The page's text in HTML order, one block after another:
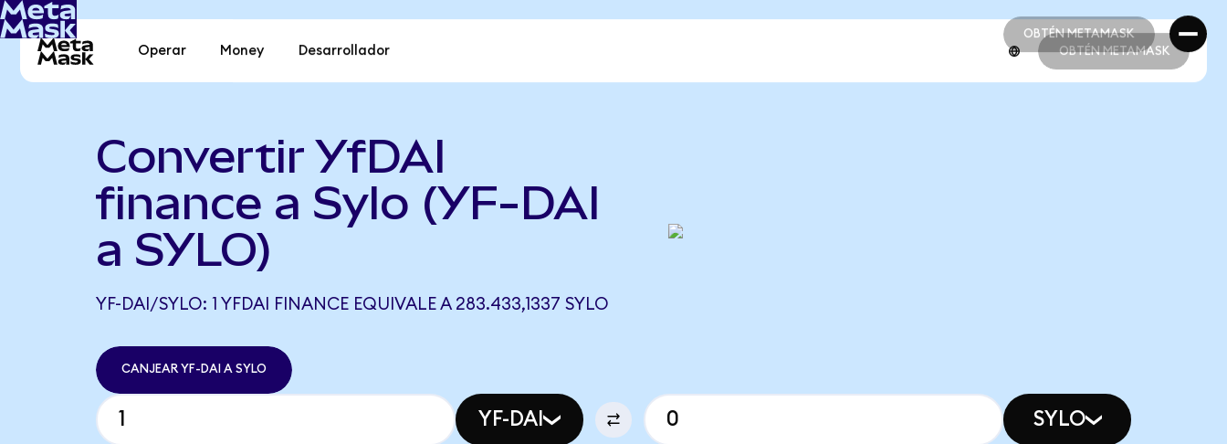
OBTÉN METAMASK
OBTÉN METAMASK
Operar Money Desarrollador OBTÉN METAMASK
Convertir YfDAI
finance a Sylo (YF-DAI
a SYLO)
YF-DAI/SYLO: 1 YFDAI FINANCE EQUIVALE A 283.433,1337 SYLO
CANJEAR YF-DAI A SYLO
YF-DAI SYLO